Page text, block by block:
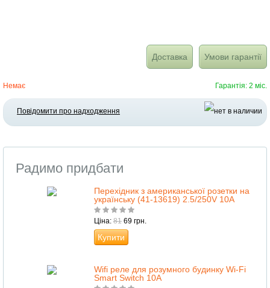
Доставка Умови гарантії
Немає Гарантія: 2 міс.
Повідомити про надходження
Радимо придбати
Перехідник з американської розетки на
українську (41-13619) 2.5/250V 10A
Ціна: 81 69 грн.
Купити
Wifi реле для розумного будинку Wi-Fi
Smart Switch 10А